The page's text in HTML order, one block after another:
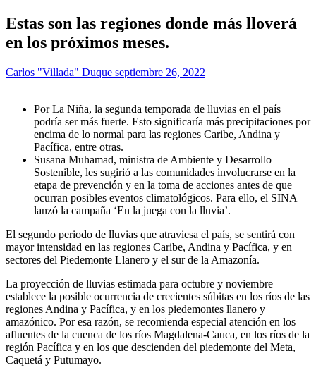
Estas son las regiones donde más lloverá
en los próximos meses.
Carlos "Villada" Duque septiembre 26, 2022
Por La Niña, la segunda temporada de lluvias en el país
podría ser más fuerte. Esto significaría más precipitaciones por
encima de lo normal para las regiones Caribe, Andina y
Pacífica, entre otras.
Susana Muhamad, ministra de Ambiente y Desarrollo
Sostenible, les sugirió a las comunidades involucrarse en la
etapa de prevención y en la toma de acciones antes de que
ocurran posibles eventos climatológicos. Para ello, el SINA
lanzó la campaña ‘En la juega con la lluvia’.
El segundo periodo de lluvias que atraviesa el país, se sentirá con
mayor intensidad en las regiones Caribe, Andina y Pacífica, y en
sectores del Piedemonte Llanero y el sur de la Amazonía.
La proyección de lluvias estimada para octubre y noviembre
establece la posible ocurrencia de crecientes súbitas en los ríos de las
regiones Andina y Pacífica, y en los piedemontes llanero y
amazónico. Por esa razón, se recomienda especial atención en los
afluentes de la cuenca de los ríos Magdalena-Cauca, en los ríos de la
región Pacífica y en los que descienden del piedemonte del Meta,
Caquetá y Putumayo.